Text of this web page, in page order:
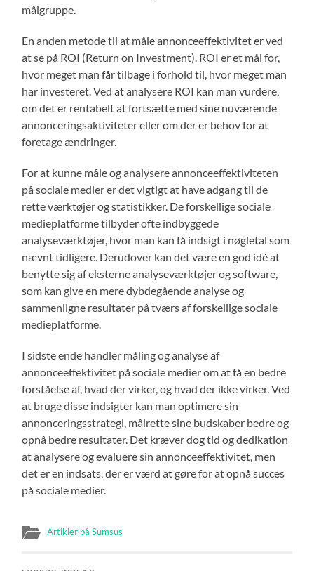
målgruppe.
En anden metode til at måle annonceeffektivitet er ved
at se på ROI (Return on Investment). ROI er et mål for,
hvor meget man får tilbage i forhold til, hvor meget man
har investeret. Ved at analysere ROI kan man vurdere,
om det er rentabelt at fortsætte med sine nuværende
annonceringsaktiviteter eller om der er behov for at
foretage ændringer.
For at kunne måle og analysere annonceeffektiviteten
på sociale medier er det vigtigt at have adgang til de
rette værktøjer og statistikker. De forskellige sociale
medieplatforme tilbyder ofte indbyggede
analyseværktøjer, hvor man kan få indsigt i nøgletal som
nævnt tidligere. Derudover kan det være en god idé at
benytte sig af eksterne analyseværktøjer og software,
som kan give en mere dybdegående analyse og
sammenligne resultater på tværs af forskellige sociale
medieplatforme.
I sidste ende handler måling og analyse af
annonceeffektivitet på sociale medier om at få en bedre
forståelse af, hvad der virker, og hvad der ikke virker. Ved
at bruge disse indsigter kan man optimere sin
annonceringsstrategi, målrette sine budskaber bedre og
opnå bedre resultater. Det kræver dog tid og dedikation
at analysere og evaluere sin annonceeffektivitet, men
det er en indsats, der er værd at gøre for at opnå succes
på sociale medier.
Artikler på Sumsus